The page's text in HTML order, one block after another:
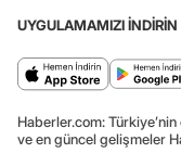
UYGULAMAMIZI İNDİRİN
Haberler.com:
ve en güncel gelişmeler